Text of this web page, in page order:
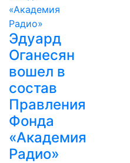
Эдуард
Оганесян
вошел в
состав
Правления
Фонда
«Академия
Радио»